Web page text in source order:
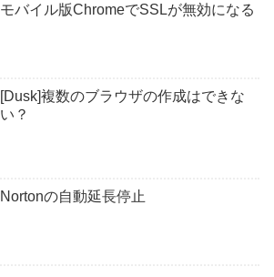
モバイル版ChromeでSSLが無効になる
[Dusk]複数のブラウザの作成はできな
い？
Nortonの自動延長停止